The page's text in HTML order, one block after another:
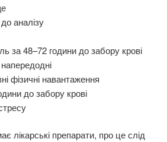
аналізу
за 48–72 години до забору крові
фізичні навантаження
до забору крові
лікарські препарати, про це слід